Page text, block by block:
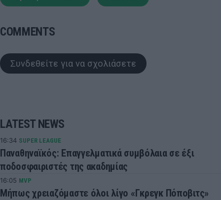
COMMENTS
Συνδεθείτε για να σχολιάσετε
LATEST NEWS
16:34 SUPER LEAGUE
Παναθηναϊκός: Επαγγελματικά συμβόλαια σε έξι
ποδοσφαιριστές της ακαδημίας
16:05 MVP
Μήπως χρειαζόμαστε όλοι λίγο «Γκρεγκ Πόποβιτς»